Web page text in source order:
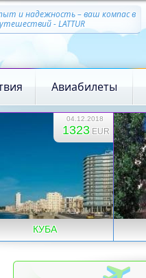
и надежность – ваш компас в
- LATTUR
Авиабилеты
04.12.2018
1323 EUR
КУБА